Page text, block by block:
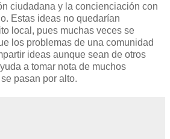
ciudadana y la concienciación con
Estas ideas no quedarían
local, pues muchas veces se
los problemas de una comunidad
ideas aunque sean de otros
a tomar nota de muchos
pasan por alto.